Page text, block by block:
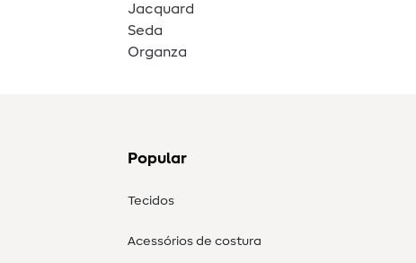
Jacquard
Seda
Organza
Popular
Tecidos
Acessórios de costura